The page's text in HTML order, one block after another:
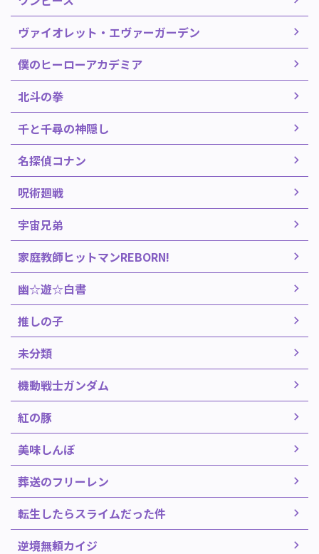
ヴァイオレット・エヴァーガーデン
僕のヒーローアカデミア
北斗の拳
千と千尋の神隠し
名探偵コナン
呪術廻戦
宇宙兄弟
家庭教師ヒットマンREBORN!
幽☆遊☆白書
推しの子
未分類
機動戦士ガンダム
紅の豚
美味しんぼ
葬送のフリーレン
転生したらスライムだった件
逆境無頼カイジ